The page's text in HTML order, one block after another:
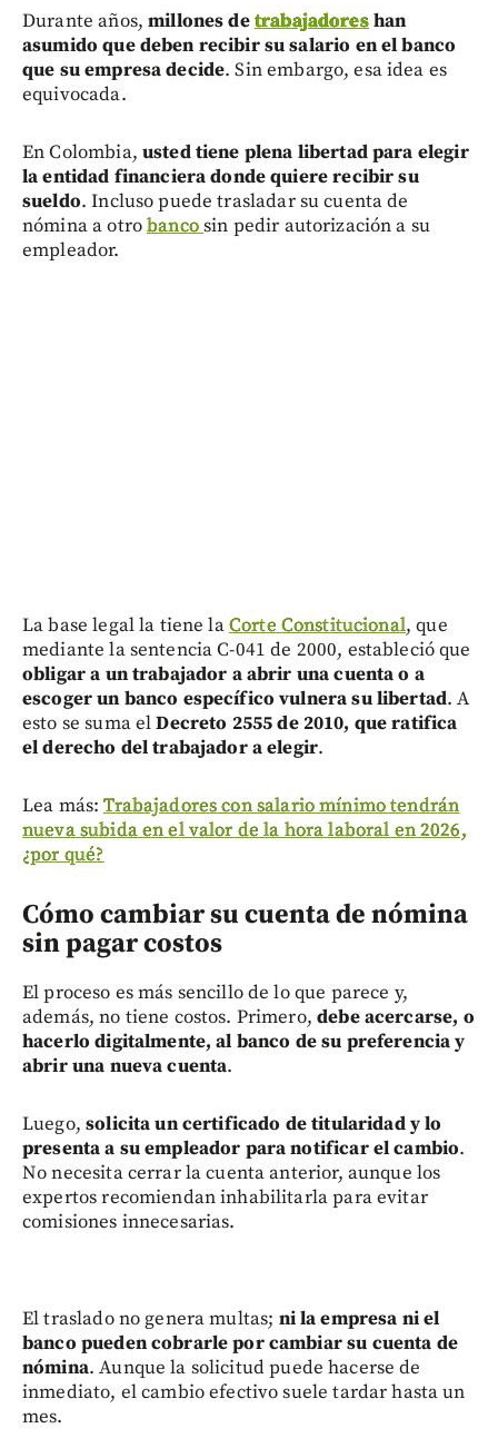
Durante años,millones detrabajadoreshan
asumido que deben recibir su salario en el banco
que su empresa decide. Sin embargo, esa idea es
equivocada.
En Colombia, usted tiene plena libertad para elegir
la entidad financiera donde quiere recibir su
sueldo. Incluso puede trasladar su cuenta de
nómina a otrobancosin pedir autorización a su
empleador.
La base legal la tiene laCorte Constitucional, que
mediante la sentencia C-041 de 2000, estableció que
obligar a un trabajador a abrir una cuenta o a
escoger un banco específico vulnera su libertad. A
esto se suma elDecreto 2555 de 2010, que ratifica
el derecho del trabajador a elegir.
Lea más:Trabajadores con salario mínimo tendrán
nueva subida en el valor de la hora laboral en 2026,
¿por qué?
Cómo cambiar su cuenta de nómina
sin pagar costos
El proceso es más sencillo de lo que parece y,
además, no tiene costos. Primero,debe acercarse, o
hacerlo digitalmente, al banco de su preferencia y
abrir una nueva cuenta.
Luego,solicita un certificado de titularidad y lo
presenta a su empleador para notificar el cambio.
No necesita cerrar la cuenta anterior, aunque los
expertos recomiendan inhabilitarla para evitar
comisiones innecesarias.
El traslado no genera multas; ni la empresa ni el
banco pueden cobrarle por cambiar su cuenta de
nómina. Aunque la solicitud puede hacerse de
inmediato, el cambio efectivo suele tardar hasta un
mes.